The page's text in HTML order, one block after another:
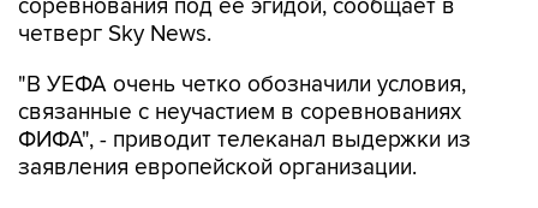
"В УЕФА очень четко обозначили условия,
ФИФА", - приводит телеканал выдержки из
заявления европейской организации.
В нем отмечается, что заявления ФИФА об